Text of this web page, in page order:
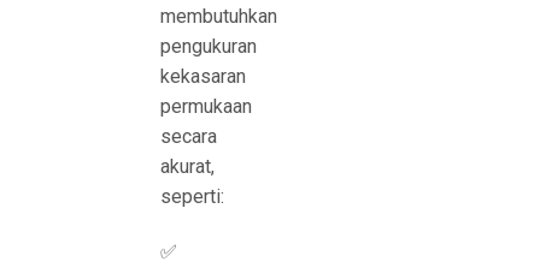
membutuhkan
pengukuran
kekasaran
permukaan
secara
akurat,
seperti:
✅